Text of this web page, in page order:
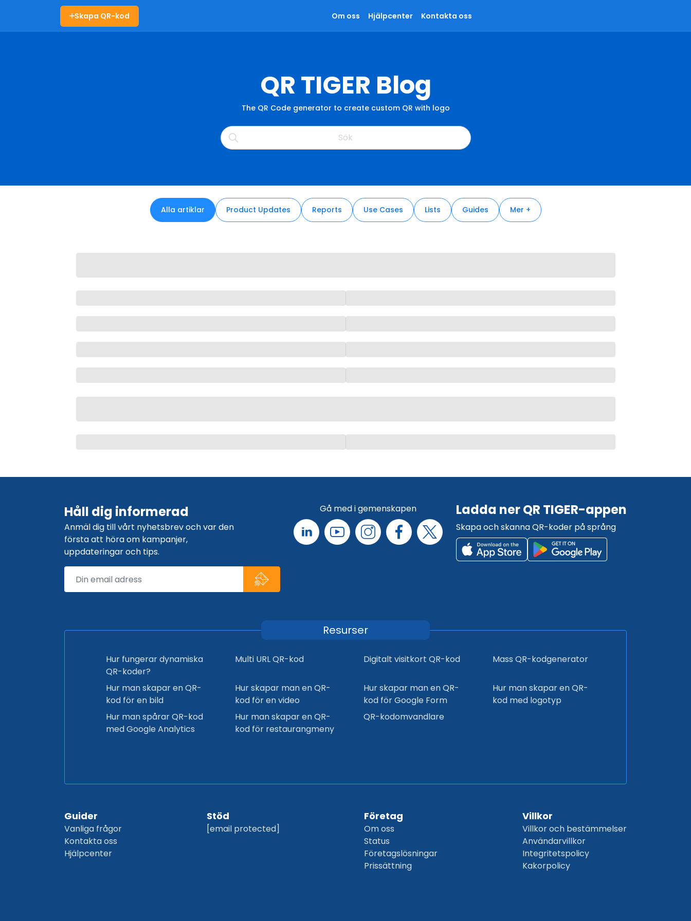
Skapa QR-kod Om oss Hjälpcenter Kontakta oss
QR TIGER Blog
The QR Code generator to create custom QR with logo
Alla artiklar Product Updates Reports Use Cases Lists Guides Mer +
Håll dig informerad
Anmäl dig till vårt nyhetsbrev och var den
första att höra om kampanjer,
uppdateringar och tips.
Gå med i gemenskapen Ladda ner QR TIGER-appen
Skapa och skanna QR-koder på språng
Resurser
Hur fungerar dynamiska
QR-koder?
Multi URL QR-kod Digitalt visitkort QR-kod Mass QR-kodgenerator
Hur man skapar en QR-
kod för en bild
Hur skapar man en QR-
kod för en video
Hur skapar man en QR-
kod för Google Form
Hur man skapar en QR-
kod med logotyp
Hur man spårar QR-kod
med Google Analytics
Hur man skapar en QR-
kod för restaurangmeny
QR-kodomvandlare
Guider
Vanliga frågor
Kontakta oss
Hjälpcenter
Stöd
[email protected]
Företag
Om oss
Status
Företagslösningar
Prissättning
Villkor
Villkor och bestämmelser
Användarvillkor
Integritetspolicy
Kakorpolicy